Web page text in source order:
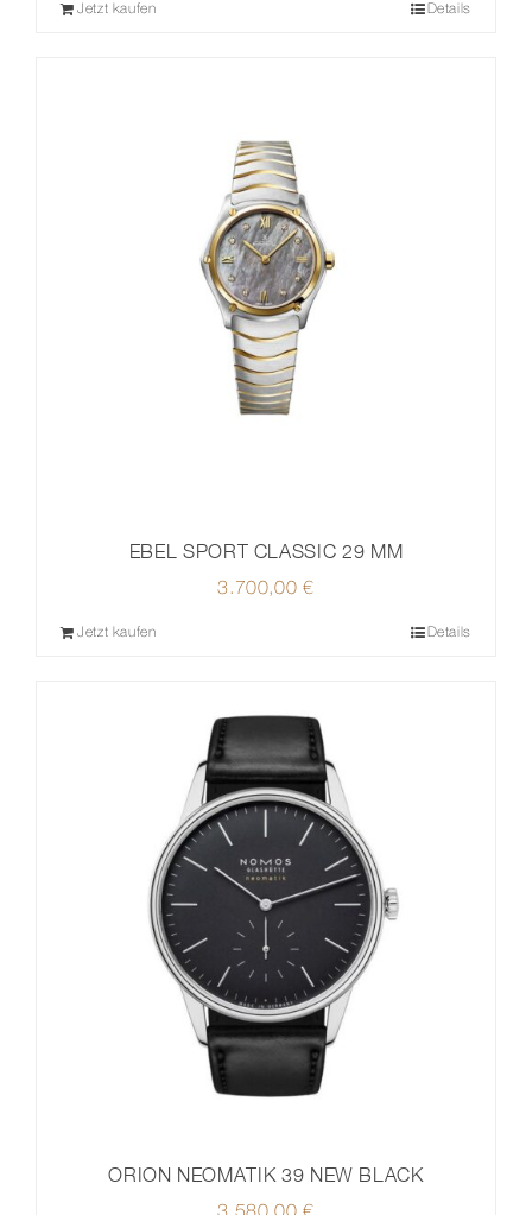
Jetzt kaufen Details
EBEL SPORT CLASSIC 29 MM
3.700,00€
Jetzt kaufen Details
ORION NEOMATIK 39 NEW BLACK